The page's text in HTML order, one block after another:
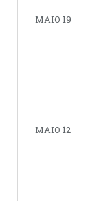
MAIO 19
MAIO 12